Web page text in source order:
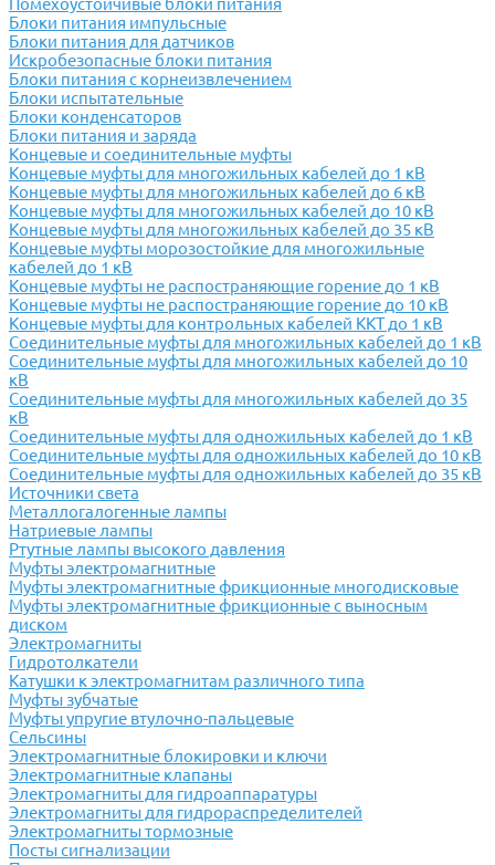
Помехоустойчивые блоки питания
Блоки питания импульсные
Блоки питания для датчиков
Искробезопасные блоки питания
Блоки питания с корнеизвлечением
Блоки испытательные
Блоки конденсаторов
Блоки питания и заряда
Концевые и соединительные муфты
Концевые муфты для многожильных кабелей до 1 кВ
Концевые муфты для многожильных кабелей до 6 кВ
Концевые муфты для многожильных кабелей до 10 кВ
Концевые муфты для многожильных кабелей до 35 кВ
Концевые муфты морозостойкие для многожильные
кабелей до 1 кВ
Концевые муфты не распостраняющие горение до 1 кВ
Концевые муфты не распостраняющие горение до 10 кВ
Концевые муфты для контрольных кабелей ККТ до 1 кВ
Соединительные муфты для многожильных кабелей до 1 кВ
Соединительные муфты для многожильных кабелей до 10
кВ
Соединительные муфты для многожильных кабелей до 35
кВ
Соединительные муфты для одножильных кабелей до 1 кВ
Соединительные муфты для одножильных кабелей до 10 кВ
Соединительные муфты для одножильных кабелей до 35 кВ
Источники света
Металлогалогенные лампы
Натриевые лампы
Ртутные лампы высокого давления
Муфты электромагнитные
Муфты электромагнитные фрикционные многодисковые
Муфты электромагнитные фрикционные с выносным
диском
Электромагниты
Гидротолкатели
Катушки к электромагнитам различного типа
Муфты зубчатые
Муфты упругие втулочно-пальцевые
Сельсины
Электромагнитные блокировки и ключи
Электромагнитные клапаны
Электромагниты для гидроаппаратуры
Электромагниты для гидрораспределителей
Электромагниты тормозные
Посты сигнализации